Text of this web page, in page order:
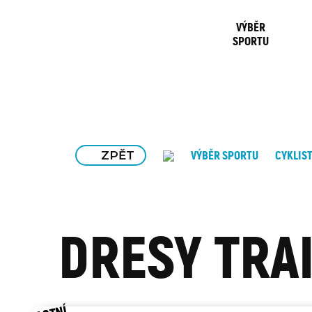
VÝBĚR
SPORTU
ZPĚT VÝBĚR SPORTU
DRESY